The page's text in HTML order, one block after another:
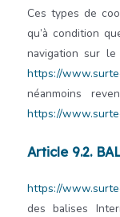
Ces types de
qu’à condition
navigation sur
https://
néanmoins
https://
Article 9.2.
https://
des balises